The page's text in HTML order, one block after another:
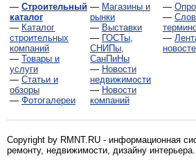
— Строительный
каталог
— Каталог
строительных
компаний
— Товары и
услуги
— Статьи и
обзоры
— Фотогалереи
— Магазины и
рынки
— Выставки
— ГОСТы,
СНИПы,
СанПиНы
— Новости
недвижимости
— Новости
компаний
—
—
—
Copyright by RMNT.RU - информационная
ремонту, недвижимости, дизайну интерьера